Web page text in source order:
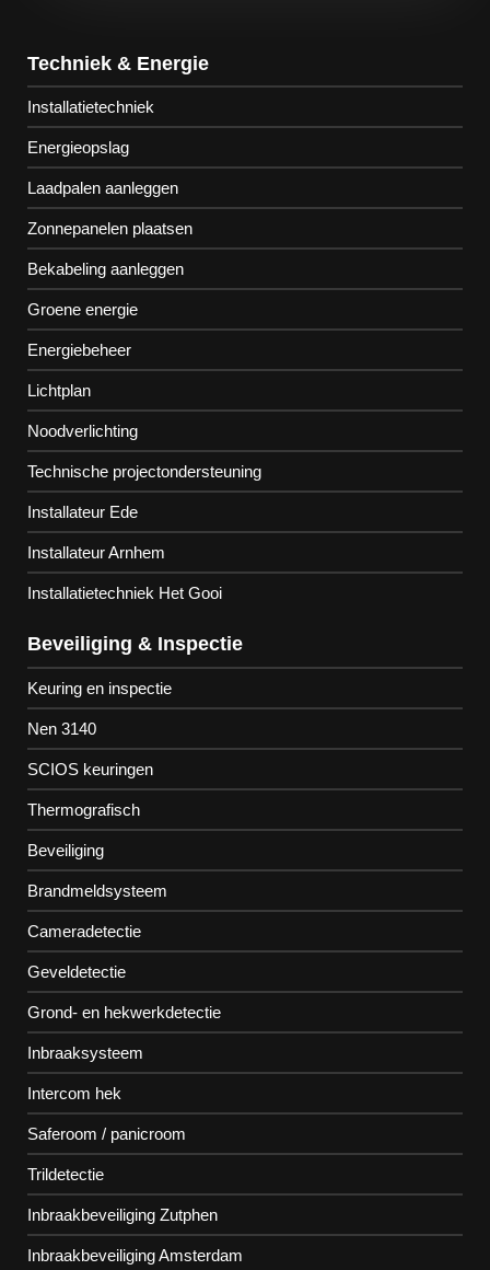
Techniek & Energie
Installatietechniek
Energieopslag
Laadpalen aanleggen
Zonnepanelen plaatsen
Bekabeling aanleggen
Groene energie
Energiebeheer
Lichtplan
Noodverlichting
Technische projectondersteuning
Installateur Ede
Installateur Arnhem
Installatietechniek Het Gooi
Beveiliging & Inspectie
Keuring en inspectie
Nen 3140
SCIOS keuringen
Thermografisch
Beveiliging
Brandmeldsysteem
Cameradetectie
Geveldetectie
Grond- en hekwerkdetectie
Inbraaksysteem
Intercom hek
Saferoom / panicroom
Trildetectie
Inbraakbeveiliging Zutphen
Inbraakbeveiliging Amsterdam